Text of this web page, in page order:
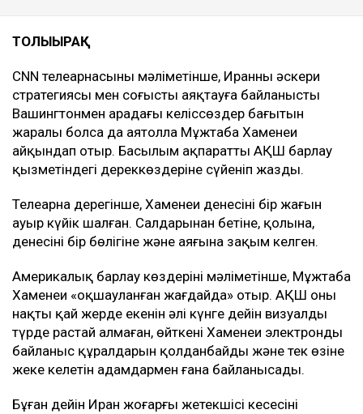
ТОЛЫҒЫРАҚ
CNN телеарнасының мәліметінше, Иранның әскери
стратегиясы мен соғысты аяқтауға байланысты
Вашингтонмен арадағы келіссөздер бағытын
жаралы болса да аятолла Мұжтаба Хаменеи
айқындап отыр. Басылым ақпаратты АҚШ барлау
қызметіндегі дереккөздеріне сүйеніп жазды.
Телеарна дерегінше, Хаменеи денесінің бір жағын
ауыр күйік шалған. Салдарынан бетіне, қолына,
денесінің бір бөлігіне және аяғына зақым келген.
Америкалық барлау көздерінің мәліметінше, Мұжтаба
Хаменеи «оқшауланған жағдайда» отыр. АҚШ оның
нақты қай жерде екенін әлі күнге дейін визуалды
түрде растай алмаған, өйткені Хаменеи электронды
байланыс құралдарын қолданбайды және тек өзіне
жеке келетін адамдармен ғана байланысады.
Бұған дейін Иран жоғарғы жетекшісі кеңсесінің